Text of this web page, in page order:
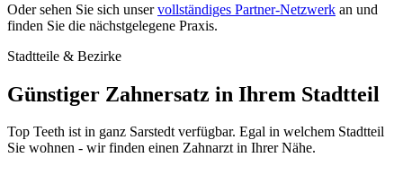
Oder sehen Sie sich unservollständiges Partner-Netzwerk an und
finden Sie die nächstgelegene Praxis.
Stadtteile & Bezirke
Günstiger Zahnersatz in Ihrem Stadtteil
Top Teeth ist in ganz Sarstedtverfügbar. Egal in welchem Stadtteil
Sie wohnen - wir finden einen Zahnarzt in Ihrer Nähe.